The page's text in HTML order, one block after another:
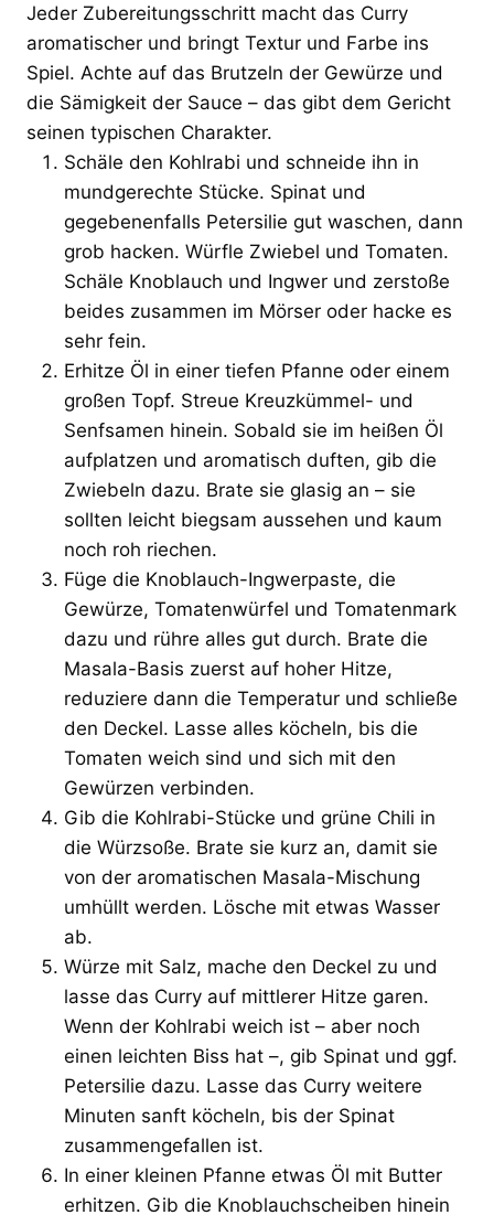
Jeder Zubereitungsschritt macht das Curry
aromatischer und bringt Textur und Farbe ins
Spiel. Achte auf das Brutzeln der Gewürze und
die Sämigkeit der Sauce – das gibt dem Gericht
seinen typischen Charakter.
Schäle den Kohlrabi und schneide ihn in
mundgerechte Stücke. Spinat und
gegebenenfalls Petersilie gut waschen, dann
grob hacken. Würfle Zwiebel und Tomaten.
Schäle Knoblauch und Ingwer und zerstoße
beides zusammen im Mörser oder hacke es
sehr fein.
Erhitze Öl in einer tiefen Pfanne oder einem
großen Topf. Streue Kreuzkümmel- und
Senfsamen hinein. Sobald sie im heißen Öl
aufplatzen und aromatisch duften, gib die
Zwiebeln dazu. Brate sie glasig an – sie
sollten leicht biegsam aussehen und kaum
noch roh riechen.
Füge die Knoblauch-Ingwerpaste, die
Gewürze, Tomatenwürfel und Tomatenmark
dazu und rühre alles gut durch. Brate die
Masala-Basis zuerst auf hoher Hitze,
reduziere dann die Temperatur und schließe
den Deckel. Lasse alles köcheln, bis die
Tomaten weich sind und sich mit den
Gewürzen verbinden.
Gib die Kohlrabi-Stücke und grüne Chili in
die Würzsoße. Brate sie kurz an, damit sie
von der aromatischen Masala-Mischung
umhüllt werden. Lösche mit etwas Wasser
ab.
Würze mit Salz, mache den Deckel zu und
lasse das Curry auf mittlerer Hitze garen.
Wenn der Kohlrabi weich ist – aber noch
einen leichten Biss hat –, gib Spinat und ggf.
Petersilie dazu. Lasse das Curry weitere
Minuten sanft köcheln, bis der Spinat
zusammengefallen ist.
In einer kleinen Pfanne etwas Öl mit Butter
erhitzen. Gib die Knoblauchscheiben hinein